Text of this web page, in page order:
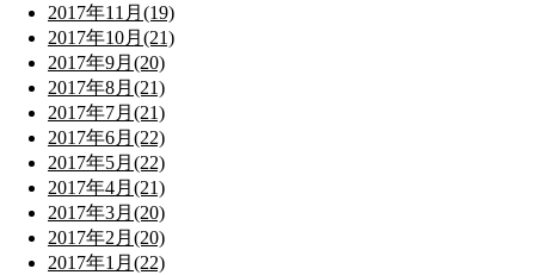
2017年11月(19)
2017年10月(21)
2017年9月(20)
2017年8月(21)
2017年7月(21)
2017年6月(22)
2017年5月(22)
2017年4月(21)
2017年3月(20)
2017年2月(20)
2017年1月(22)